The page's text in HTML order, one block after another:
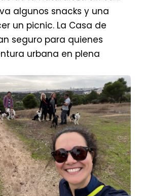
algunos snacks y una
un picnic. La Casa de
seguro para quienes
urbana en plena